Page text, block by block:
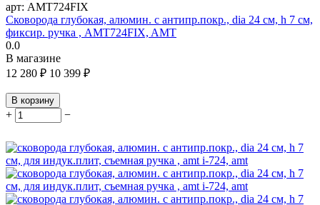
арт: AMT724FIX
Сковорода глубокая, алюмин. с антипр.покр., dia 24 см, h 7 см,
фиксир. ручка , AMT724FIX, AMT
0.0
В магазине
12 280 ₽ 10 399 ₽
В корзину
+ −